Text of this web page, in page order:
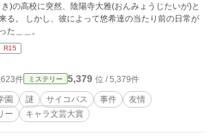
)の高校に突然、陰陽寺大雅(おんみょうじたいが)と
る。 しかし、彼によって悠希達の当たり前の日常が
た＿＿。
R15
件 ミステリー 5,379 位 / 5,379件
園 謎 サイコパス 事件
友情
ー
キャラ文芸大賞